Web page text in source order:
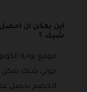
اين يمكن ان
شيك ؟
موقع بوابة
جولي شيك يمكن
الخصم نحصل